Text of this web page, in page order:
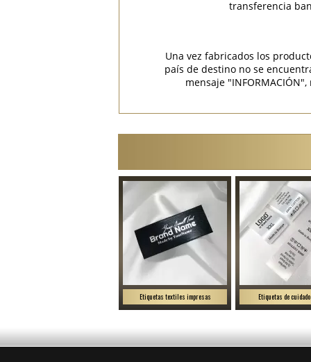
transferencia
Una vez fabricados los
país de destino no se
mensaje
Etiquetas textiles impresas Etiquetas de